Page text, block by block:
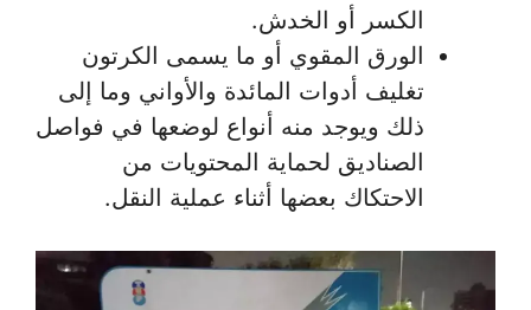
الكسر أو الخدش.
الورق المقوي أو ما يسمى الكرتون
تغليف أدوات المائدة والأواني وما إلى
ذلك ويوجد منه أنواع لوضعها في فواصل
الصناديق لحماية المحتويات من
الاحتكاك بعضها أثناء عملية النقل.